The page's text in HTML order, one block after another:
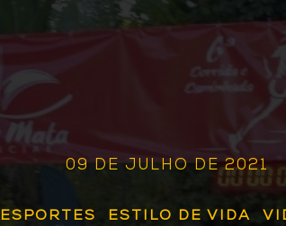
09 DE JULHO DE 2021
ESPORTES ESTILO DE VIDA